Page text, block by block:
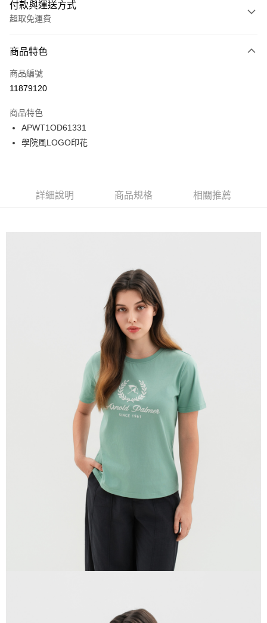
付款與運送方式
超取免運費
信用卡一次付款
LINE Pay
悠遊付
Google Pay
運送方式
每筆NT$120，滿NT$1,500(含以上)免運費
商品特色
商品編號
11879120
商品特色
APWT1OD61331
學院風LOGO印花
詳細說明 商品規格 相關推薦